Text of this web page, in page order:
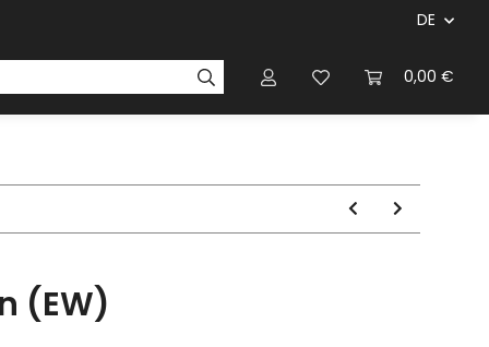
DE
0,00 €
Regelbücher Magazinen &
(EW)